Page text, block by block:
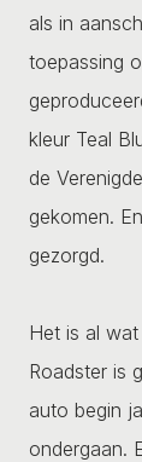
als in
toepassing
kleur Teal
de
gekomen.
gezorgd.
Het is al
Roadster is
auto begin
ondergaan.